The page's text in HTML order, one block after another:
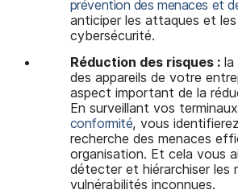
prévention des menaces et
anticiper les attaques et
cybersécurité.
Réduction des risques : la
des appareils de votre
aspect important de la
En surveillant vos
conformité, vous
recherche des menaces
organisation. Et cela vous
détecter et hiérarchiser les
vulnérabilités inconnues.